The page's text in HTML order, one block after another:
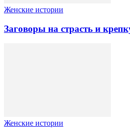
Женские истории
Заговоры на страсть и
Женские истории